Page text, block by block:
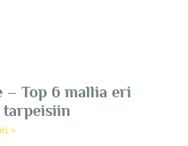
– Top 6 mallia eri
tarpeisiin
»